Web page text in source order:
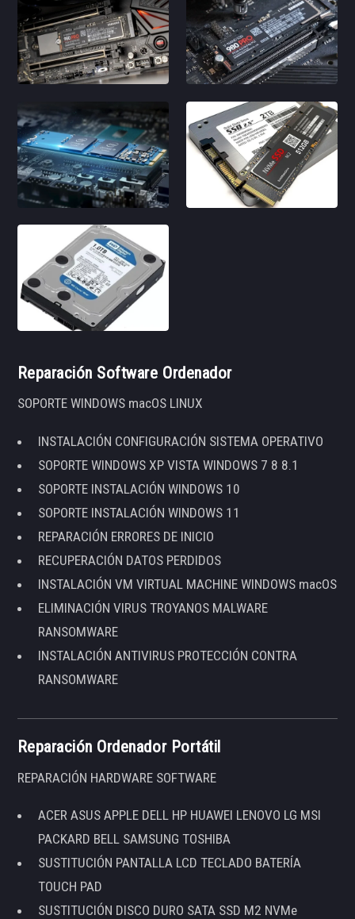
Reparación Software Ordenador
SOPORTE WINDOWS macOS LINUX
INSTALACIÓN CONFIGURACIÓN SISTEMA OPERATIVO
SOPORTE WINDOWS XP VISTA WINDOWS 7 8 8.1
SOPORTE INSTALACIÓN WINDOWS 10
SOPORTE INSTALACIÓN WINDOWS 11
REPARACIÓN ERRORES DE INICIO
RECUPERACIÓN DATOS PERDIDOS
INSTALACIÓN VM VIRTUAL MACHINE WINDOWS macOS
ELIMINACIÓN VIRUS TROYANOS MALWARE
RANSOMWARE
INSTALACIÓN ANTIVIRUS PROTECCIÓN CONTRA
RANSOMWARE
Reparación Ordenador Portátil
REPARACIÓN HARDWARE SOFTWARE
ACER ASUS APPLE DELL HP HUAWEI LENOVO LG MSI
PACKARD BELL SAMSUNG TOSHIBA
SUSTITUCIÓN PANTALLA LCD TECLADO BATERÍA
TOUCH PAD
SUSTITUCIÓN DISCO DURO SATA SSD M2 NVMe